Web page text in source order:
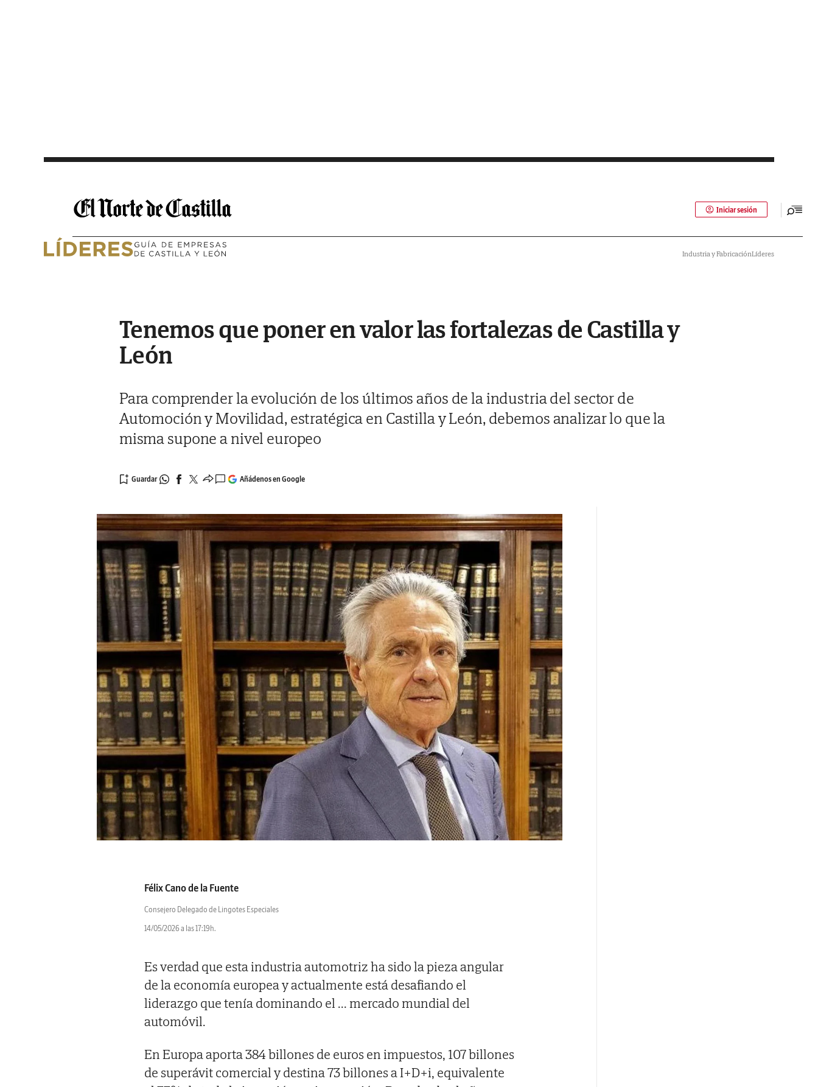
Iniciar sesión
Industria y FabricaciónLíderes
Tenemos que poner en valor las fortalezas de Castilla y
León
Para comprender la evolución de los últimos años de la industria del sector de
Automoción y Movilidad, estratégica en Castilla y León, debemos analizar lo que la
misma supone a nivel europeo
Añádenos en Google
Félix Cano de la Fuente
Consejero Delegado de Lingotes Especiales
14/05/2026 a las 17:19h.
Es verdad que esta industria automotriz ha sido la pieza angular
de la economía europea y actualmente está desafiando el
liderazgo que tenía dominando el ...mercado mundial del
automóvil.
En Europa aporta 384 billones de euros en impuestos, 107 billones
de superávit comercial y destina 73 billones a I+D+i, equivalente